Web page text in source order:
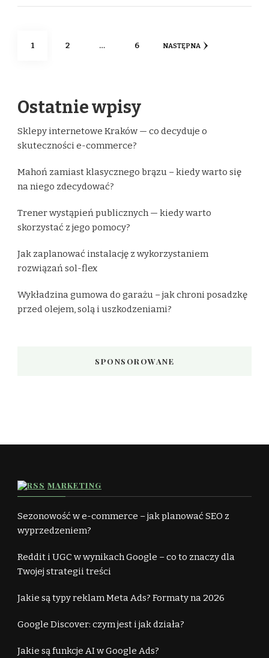
Stronicowanie
STRONA
1 STRONA
2 … STRONA
6 NASTĘPNA
Ostatnie wpisy
Sklepy internetowe Kraków — co decyduje o
skuteczności e-commerce?
Mahoń zamiast klasycznego brązu – kiedy warto się
na niego zdecydować?
Trener wystąpień publicznych — kiedy warto
skorzystać z jego pomocy?
Jak zaplanować instalację z wykorzystaniem
rozwiązań sol-flex
Wykładzina gumowa do garażu – jak chroni posadzkę
przed olejem, solą i uszkodzeniami?
SPONSOROWANE
MARKETING
Sezonowość w e-commerce – jak planować SEO z
wyprzedzeniem?
Reddit i UGC w wynikach Google – co to znaczy dla
Twojej strategii treści
Jakie są typy reklam Meta Ads? Formaty na 2026
Google Discover: czym jest i jak działa?
Jakie są funkcje AI w Google Ads?